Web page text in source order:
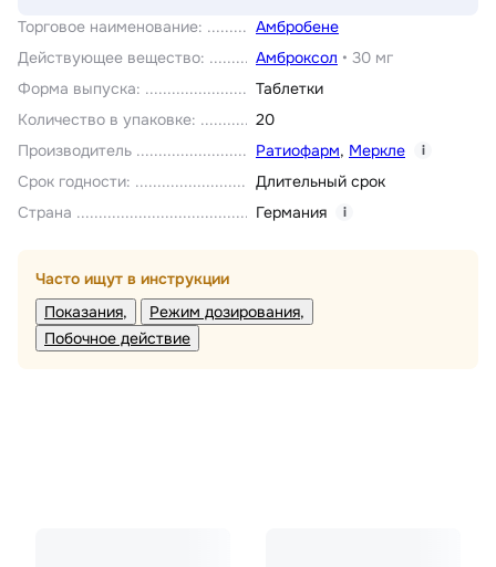
Торговое наименование:
Амбробене
Действующее вещество: Амброксол • 30 мг
Форма выпуска:
Таблетки
Количество в упаковке:
20
Производитель
Ратиофарм, Меркле i
Срок годности:
Длительный срок
Страна
Германия i
Часто ищут в инструкции
Показания
Режим дозирования
Побочное действие